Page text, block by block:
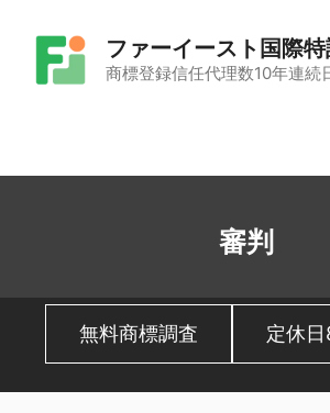
ッ
ファーイースト国際
商標登録信任代理数10年連続
審判
無料商標調査 定休